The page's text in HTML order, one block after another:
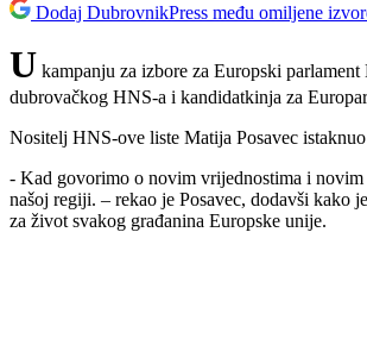
Dodaj DubrovnikPress među omiljene
U kampanju za izbore za Europski
dubrovačkog HNS-a i kandidatkinja za
Nositelj HNS-ove liste Matija Posavec
- Kad govorimo o novim vrijednostima i novim
našoj regiji. – rekao je Posavec, dodavši kako
za život svakog građanina Europske unije.